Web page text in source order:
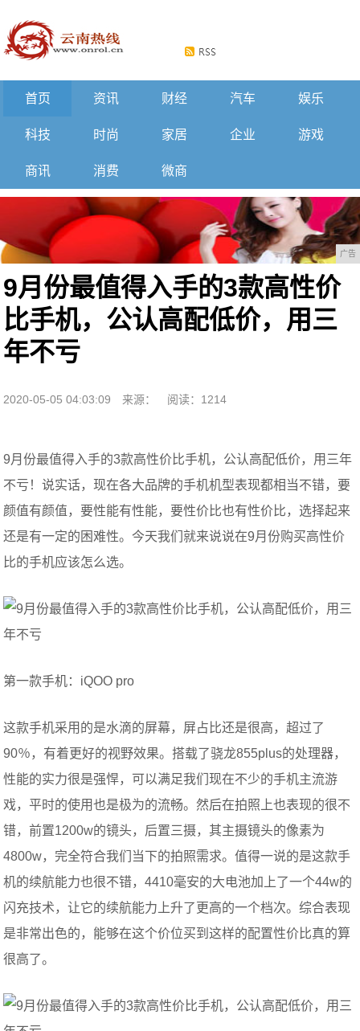
首页 资讯 财经 汽车 娱乐
科技 时尚 家居 企业 游戏
商讯 消费 微商
广告
9月份最值得入手的3款高性价
比手机，公认高配低价，用三
年不亏
2020-05-05 04:03:09 来源： 阅读：1214
9月份最值得入手的3款高性价比手机，公认高配低价，用三年
不亏！说实话，现在各大品牌的手机机型表现都相当不错，要
颜值有颜值，要性能有性能，要性价比也有性价比，选择起来
还是有一定的困难性。今天我们就来说说在9月份购买高性价
比的手机应该怎么选。
第一款手机：iQOO pro
这款手机采用的是水滴的屏幕，屏占比还是很高，超过了
90％，有着更好的视野效果。搭载了骁龙855plus的处理器，
性能的实力很是强悍，可以满足我们现在不少的手机主流游
戏，平时的使用也是极为的流畅。然后在拍照上也表现的很不
错，前置1200w的镜头，后置三摄，其主摄镜头的像素为
4800w，完全符合我们当下的拍照需求。值得一说的是这款手
机的续航能力也很不错，4410毫安的大电池加上了一个44w的
闪充技术，让它的续航能力上升了更高的一个档次。综合表现
是非常出色的，能够在这个价位买到这样的配置性价比真的算
很高了。